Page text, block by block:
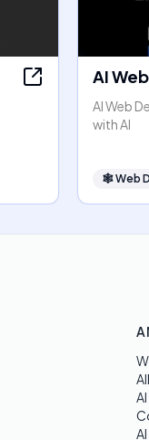
AI
AI Web
with AI
🕸Web